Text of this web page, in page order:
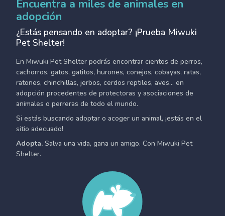
Encuentra a miles de animales en
adopción
¿Estás pensando en adoptar? ¡Prueba Miwuki
Pet Shelter!
En Miwuki Pet Shelter podrás encontrar cientos de perros,
cachorros, gatos, gatitos, hurones, conejos, cobayas, ratas,
ratones, chinchillas, jerbos, cerdos reptiles, aves... en
adopción procedentes de protectoras y asociaciones de
animales o perreras de todo el mundo.
Si estás buscando adoptar o acoger un animal, ¡estás en el
sitio adecuado!
Adopta. Salva una vida, gana un amigo. Con Miwuki Pet
Shelter.